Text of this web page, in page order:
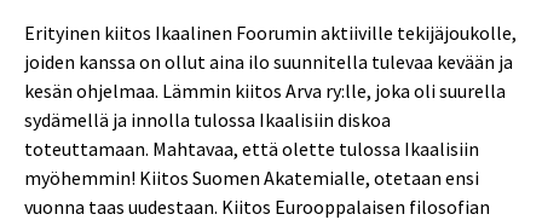
Erityinen kiitos Ikaalinen Foorumin aktiiville tekijäjoukolle,
joiden kanssa on ollut aina ilo suunnitella tulevaa kevään ja
kesän ohjelmaa. Lämmin kiitos Arva ry:lle, joka oli suurella
sydämellä ja innolla tulossa Ikaalisiin diskoa
toteuttamaan. Mahtavaa, että olette tulossa Ikaalisiin
myöhemmin! Kiitos Suomen Akatemialle, otetaan ensi
vuonna taas uudestaan. Kiitos Eurooppalaisen filosofian